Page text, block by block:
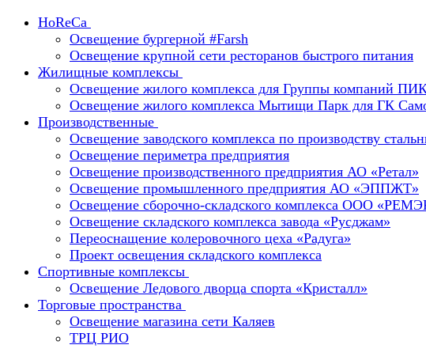
HoReCa
Освещение бургерной #Farsh
Освещение крупной сети ресторанов быстрого питания
Жилищные комплексы
Освещение жилого комплекса для Группы компаний
Освещение жилого комплекса Мытищи Парк для ГК
Производственные
Освещение заводского комплекса по производству
Освещение периметра предприятия
Освещение производственного предприятия АО «Ретал»
Освещение промышленного предприятия АО «ЭППЖТ»
Освещение сборочно-складского комплекса ООО
Освещение складского комплекса завода «Русджам»
Переоснащение колеровочного цеха «Радуга»
Проект освещения складского комплекса
Спортивные комплексы
Освещение Ледового дворца спорта «Кристалл»
Торговые пространства
Освещение магазина сети Каляев
ТРЦ РИО